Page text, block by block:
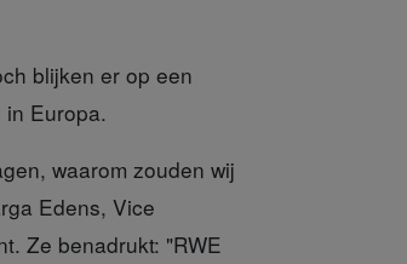
blijken er op een
Europa.
waarom zouden wij
Edens, Vice
Ze benadrukt: "RWE